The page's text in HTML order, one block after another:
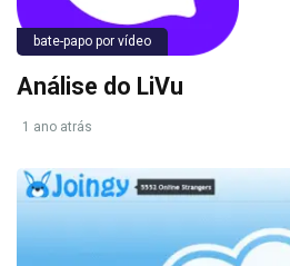
bate-papo por vídeo
Análise do LiVu
1 ano atrás